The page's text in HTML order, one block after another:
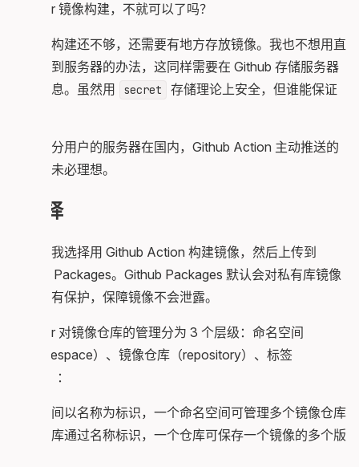
Docker 镜像构建，不就可以了吗？
但仅仅构建还不够，还需要有地方存放镜像。我也不想用直
接推送到服务器的办法，这同样需要在 Github 存储服务器
登录信息。虽然用
secret
存储理论上安全，但谁能保证
而且部分用户的服务器在国内，Github Action 主动推送的
速度也未必理想。
选择
最终，我选择用 Github Action 构建镜像，然后上传到
Github Packages。Github Packages 默认会对私有库镜像
进行私有保护，保障镜像不会泄露。
Docker 对镜像仓库的管理分为 3 个层级：命名空间
（namespace）、镜像仓库（repository）、标签
（tag）：
命名空间以名称为标识，一个命名空间可管理多个镜像仓库
镜像仓库通过名称标识，一个仓库可保存一个镜像的多个版